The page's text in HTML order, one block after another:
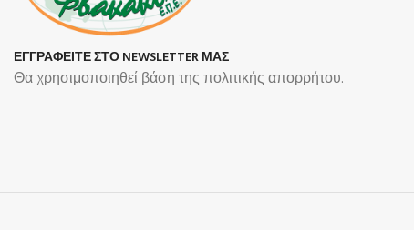
ΕΓΓΡΑΦΕΙΤΕ ΣΤΟ NEWSLETTER ΜΑΣ
Θα χρησιμοποιηθεί βάση της πολιτικής απορρήτου.